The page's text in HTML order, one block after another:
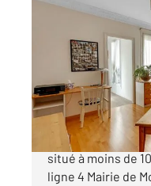
MONTROUGE 92
, 2 pièces
Ref : 11011
Appartement
329
MONTROUGE -
situé à moins de
ligne 4 Mairie de